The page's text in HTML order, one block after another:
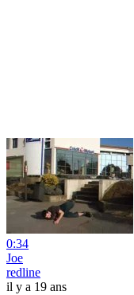
0:34
Joe
redline
il y a 19 ans